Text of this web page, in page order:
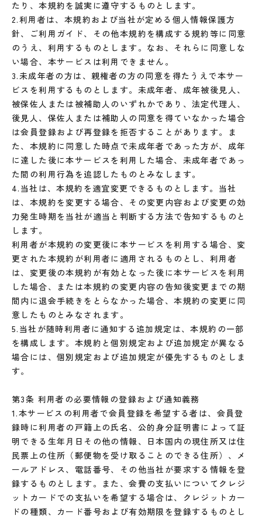
たり、本規約を誠実に遵守するものとします。
2.利用者は、本規約および当社が定める個人情報保護方
針、ご利用ガイド、その他本規約を構成する規約等に同意
のうえ、利用するものとします。なお、それらに同意しな
い場合、本サービスは利用できません。
3.未成年者の方は、親権者の方の同意を得たうえで本サー
ビスを利用するものとします。未成年者、成年被後見人、
被保佐人または被補助人のいずれかであり、法定代理人、
後見人、保佐人または補助人の同意を得ていなかった場合
は会員登録および再登録を拒否することがあります。ま
た、本規約に同意した時点で未成年者であった方が、成年
に達した後に本サービスを利用した場合、未成年者であっ
た間の利用行為を追認したものとみなします。
4.当社は、本規約を適宜変更できるものとします。当社
は、本規約を変更する場合、その変更内容および変更の効
力発生時期を当社が適当と判断する方法で告知するものと
します。
利用者が本規約の変更後に本サービスを利用する場合、変
更された本規約が利用者に適用されるものとし、利用者
は、変更後の本規約が有効となった後に本サービスを利用
した場合、または本規約の変更内容の告知後変更までの期
間内に退会手続きをとらなかった場合、本規約の変更に同
意したものとみなされます。
5.当社が随時利用者に通知する追加規定は、本規約の一部
を構成します。本規約と個別規定および追加規定が異なる
場合には、個別規定および追加規定が優先するものとしま
す。
第3条 利用者の必要情報の登録および通知義務
1.本サービスの利用者で会員登録を希望する者は、会員登
録時に利用者の戸籍上の氏名、公的身分証明書によって証
明できる生年月日その他の情報、日本国内の現住所又は住
民票上の住所（郵便物を受け取ることのできる住所）、メ
ールアドレス、電話番号、その他当社が要求する情報を登
録するものとします。また、会費の支払いについてクレジ
ットカードでの支払いを希望する場合は、クレジットカー
ドの種類、カード番号および有効期限を登録するものとし